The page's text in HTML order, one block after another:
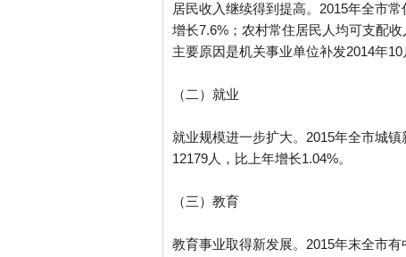
居民收入继续得到提高。2015年全市
增长7.6%；农村常住居民人均可支配
主要原因是机关事业单位补发2014年
（二）就业
就业规模进一步扩大。2015年全市城
12179人，比上年增长1.04%。
（三）教育
教育事业取得新发展。2015年末全市